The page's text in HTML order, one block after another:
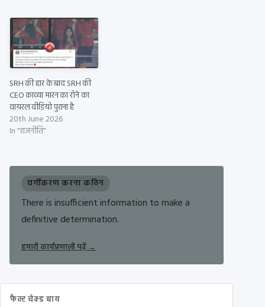
SRH की हार के बाद SRH की
CEO काव्या मारन का रोने का
वायरल वीडियो पुराना है
20th June 2026
In "राजनीति"
वर्गीकरण करना कठिन
There is insufficient information to make a
definitive determination.
हमारी कार्यप्रणाली पढ़ें→
फैक्ट चेक्ड बाय